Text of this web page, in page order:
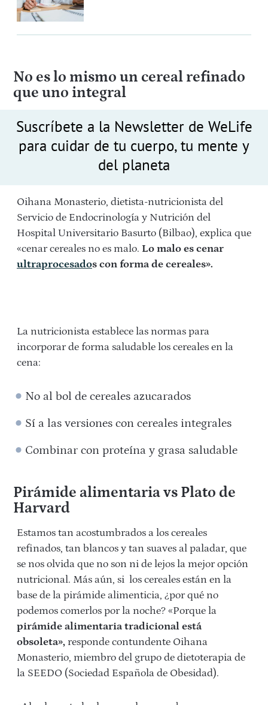
No es lo mismo un cereal refinado
que uno integral
Suscríbete a la Newsletter de WeLife
para cuidar de tu cuerpo, tu mente y
del planeta
Oihana Monasterio, dietista-nutricionista del
Servicio de Endocrinología y Nutrición del
Hospital Universitario Basurto (Bilbao), explica que
«cenar cereales no es malo. Lo malo es cenar
ultraprocesados con forma de cereales».
La nutricionista establece las normas para
incorporar de forma saludable los cereales en la
cena:
No al bol de cereales azucarados
Sí a las versiones con cereales integrales
Combinar con proteína y grasa saludable
Pirámide alimentaria vs Plato de
Harvard
Estamos tan acostumbrados a los cereales
refinados, tan blancos y tan suaves al paladar, que
se nos olvida que no son ni de lejos la mejor opción
nutricional. Más aún, si los cereales están en la
base de la pirámide alimenticia, ¿por qué no
podemos comerlos por la noche? «Porque la
pirámide alimentaria tradicional está
obsoleta», responde contundente Oihana
Monasterio, miembro del grupo de dietoterapia de
la SEEDO (Sociedad Española de Obesidad).